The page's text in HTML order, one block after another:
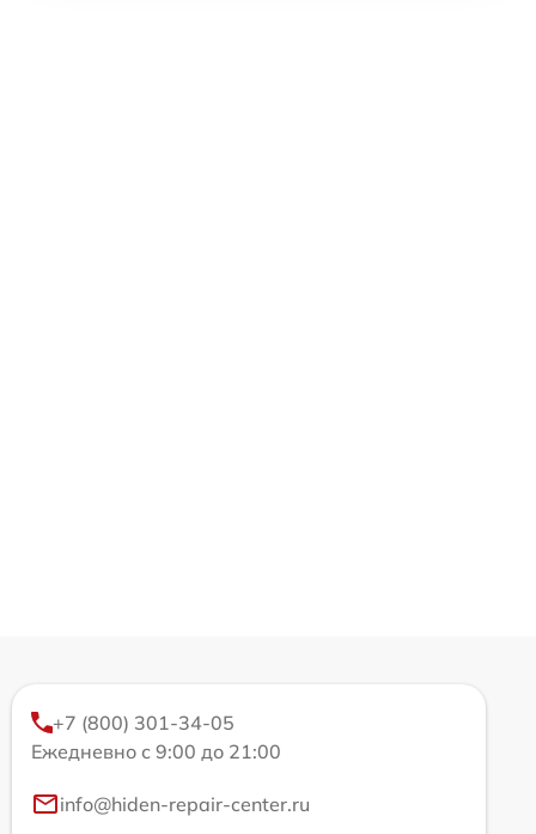
+7 (800) 301-34-05
Ежедневно с 9:00 до 21:00
info@hiden-repair-center.ru